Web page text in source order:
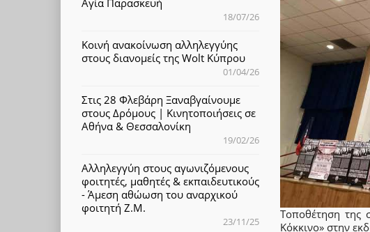
Τοποθέτηση της
Κόκκινο» στην
Αγία Παρασκευή
18/07/26
Κοινή ανακοίνωση αλληλεγγύης
στους διανομείς της Wolt Κύπρου
01/04/26
Στις 28 Φλεβάρη Ξαναβγαίνουμε
στους Δρόμους | Κινητοποιήσεις σε
Αθήνα & Θεσσαλονίκη
19/02/26
Αλληλεγγύη στους αγωνιζόμενους
φοιτητές, μαθητές & εκπαιδευτικούς
- Άμεση αθώωση του αναρχικού
φοιτητή Ζ.Μ.
23/11/25